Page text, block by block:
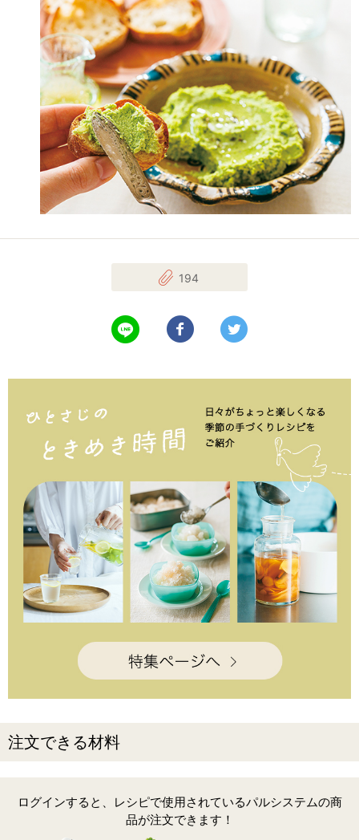
194
LINEで送る Facebookでシェアする
注文できる材料
ログインすると、レシピで使用されているパルシステムの商
品が注文できます！